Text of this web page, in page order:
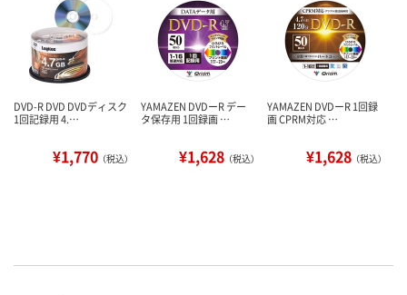
DVD-R DVD DVDディスク
1回記録用 4.…
¥1,770 （税込）
YAMAZEN DVDーR デー
タ保存用 1回録画 …
¥1,628 （税込）
YAMAZEN DVDーR 1回録
画 CPRM対応 …
¥1,628 （税込）